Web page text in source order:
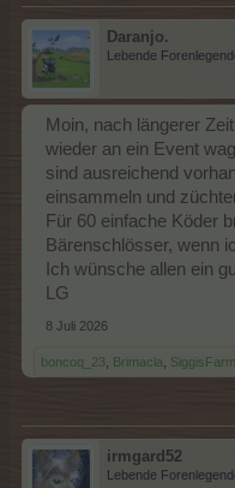
Daranjo.
Lebende
Moin, nach längerer
wieder an ein Event
sind ausreichend
einsammeln und
Für 60 einfache Köder
Bärenschlösser, wenn
Ich wünsche allen ein
LG
8 Juli 2026
boncoq_23 Brimacla SiggisFarm
irmgard52
Lebende